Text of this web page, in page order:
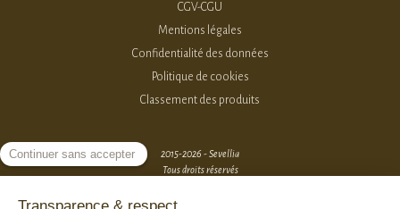
CGV-CGU
Mentions légales
Confidentialité des données
Politique de cookies
Classement des produits
2015-2026 - Sevellia
Tous droits réservés